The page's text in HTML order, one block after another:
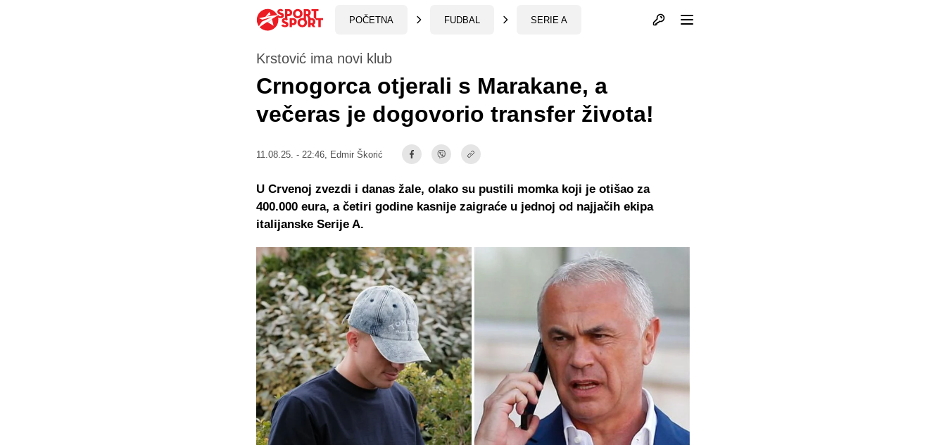
POČETNA FUDBAL SERIE A Otvori profil
Krstović ima novi klub
Crnogorca otjerali s Marakane, a
večeras je dogovorio transfer života!
11.08.25. - 22:46, Edmir Škorić
U Crvenoj zvezdi i danas žale, olako su pustili momka koji je otišao za
400.000 eura, a četiri godine kasnije zaigraće u jednoj od najjačih ekipa
italijanske Serije A.